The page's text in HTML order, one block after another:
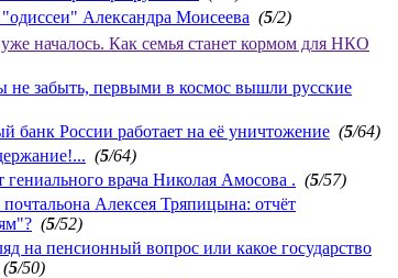
Александра Моисеева (5/2)
началось. Как семья станет кормом для НКО
не забыть, первыми в космос вышли русские
банк России работает на её уничтожение (5/64)
(5/64)
гениального врача Николая Амосова . (5/57)
почтальона Алексея Тряпицына: отчёт
(5/52)
на пенсионный вопрос или какое государство
(5/50)